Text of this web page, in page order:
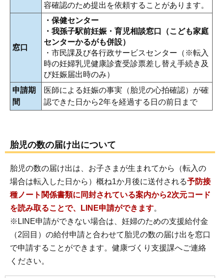
容確認のため提出を依頼することがあります。
窓口
・保健センター
・我孫子駅前妊娠・育児相談窓口（こども家庭
センターかるがも併設）
・市民課及び各行政サービスセンター（※転入
時の妊婦乳児健康診査受診票差し替え手続き及
び妊娠届出時のみ）
申請期
間
医師による妊娠の事実（胎児の心拍確認）が確
認できた日から2年を経過する日の前日まで
胎児の数の届け出について
胎児の数の届け出は、お子さまが生まれてから（転入の
場合は転入した日から）概ね1か月後に送付される予防接
種ノート関係書類に同封されている案内から2次元コード
を読み取ることで、LINE申請ができます。
※LINE申請ができない場合は、妊婦のための支援給付金
（2回目）の給付申請と合わせて胎児の数の届け出を窓口
で申請することができます。健康づくり支援課へご連絡
ください。